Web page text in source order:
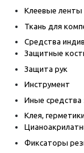
Клеевые ленты
Ткань для
Средства
Защитные
Защита рук
Инструмент
Иные
Клея,
Фиксаторы